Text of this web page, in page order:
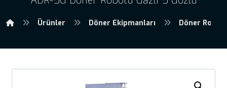
Ürünler Döner Ekipmanları Döner